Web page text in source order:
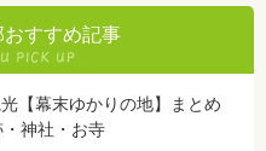
すすめ記事
【幕末ゆかりの地】まとめ
神社・お寺